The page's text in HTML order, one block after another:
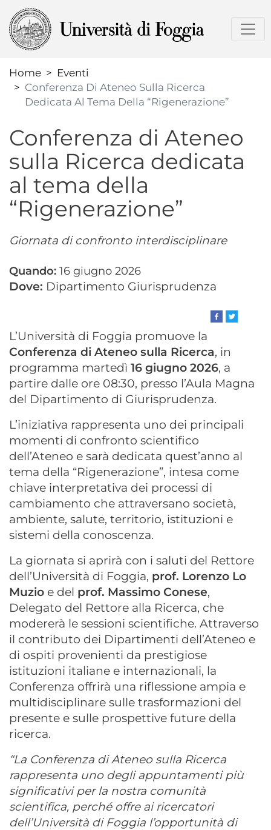
al
contenuto
Home
Eventi
Conferenza Di Ateneo Sulla Ricerca
Dedicata Al Tema Della “Rigenerazione”​
Conferenza di Ateneo
sulla Ricerca dedicata
al tema della
“Rigenerazione”​
Giornata di confronto interdisciplinare
Data
evento
16 giugno 2026
Dipartimento Giurisprudenza
L’Università di Foggia promuove la
Conferenza di Ateneo sulla Ricerca, in
programma martedì 16 giugno 2026, a
partire dalle ore 08:30, presso l’Aula Magna
del Dipartimento di Giurisprudenza.
L’iniziativa rappresenta uno dei principali
momenti di confronto scientifico
dell’Ateneo e sarà dedicata quest’anno al
tema della “Rigenerazione”, intesa come
chiave interpretativa dei processi di
cambiamento che attraversano società,
ambiente, salute, territorio, istituzioni e
sistemi della conoscenza.
La giornata si aprirà con i saluti del Rettore
dell’Università di Foggia, prof. Lorenzo Lo
Muzio e del prof. Massimo Conese,
Delegato del Rettore alla Ricerca, che
modererà le sessioni scientifiche. Attraverso
il contributo dei Dipartimenti dell’Ateneo e
di ospiti provenienti da prestigiose
istituzioni italiane e internazionali, la
Conferenza offrirà una riflessione ampia e
multidisciplinare sulle trasformazioni del
presente e sulle prospettive future della
ricerca.
“La Conferenza di Ateneo sulla Ricerca
rappresenta uno degli appuntamenti più
significativi per la nostra comunità
scientifica, perché offre ai ricercatori
dell’Università di Foggia l’opportunità di